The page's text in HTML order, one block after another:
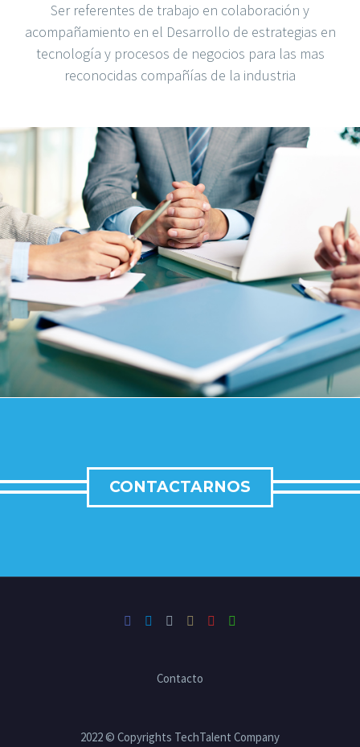
Ser referentes de trabajo en colaboración y
acompañamiento en el Desarrollo de estrategias en
tecnología y procesos de negocios para las mas
reconocidas compañías de la industria
CONTACTARNOS
Contacto
2022 © Copyrights TechTalent Company